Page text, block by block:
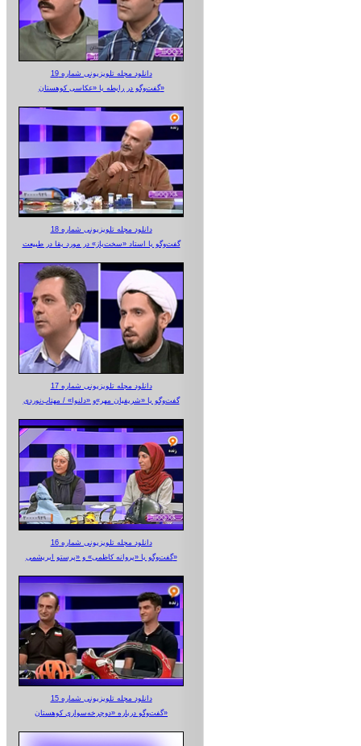
دانلود مجله تلویزیونی شماره 19
گفت‌وگو در رابطه با «عکاسی کوهستان»
دانلود مجله تلویزیونی شماره 18
گفت‌وگو با استاد «سخت‌باز» در مورد بقا در طبیعت
دانلود مجله تلویزیونی شماره 17
گفت‌وگو با «شریفیان مهر»‌و «دلنوا» / مهتاب‌نوردی
دانلود مجله تلویزیونی شماره 16
گفت‌وگو با «پروانه کاظمی» و «پرستو‌ ابریشمی»
دانلود مجله تلویزیونی شماره 15
گفت‌وگو درباره «دوچرخه‌سواری کوهستان»